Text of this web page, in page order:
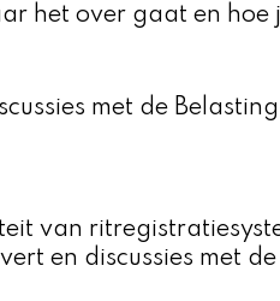
het over gaat en hoe
met de
van
en discussies met